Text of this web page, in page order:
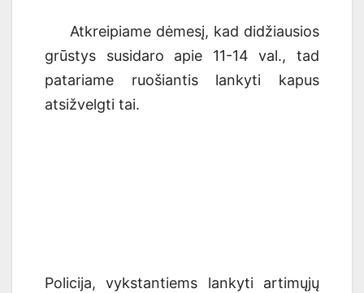
Atkreipiame dėmesį, kad didžiausios
grūstys susidaro apie 11-14 val., tad
patariame ruošiantis lankyti kapus
atsižvelgti tai.
Policija, vykstantiems lankyti artimųjų